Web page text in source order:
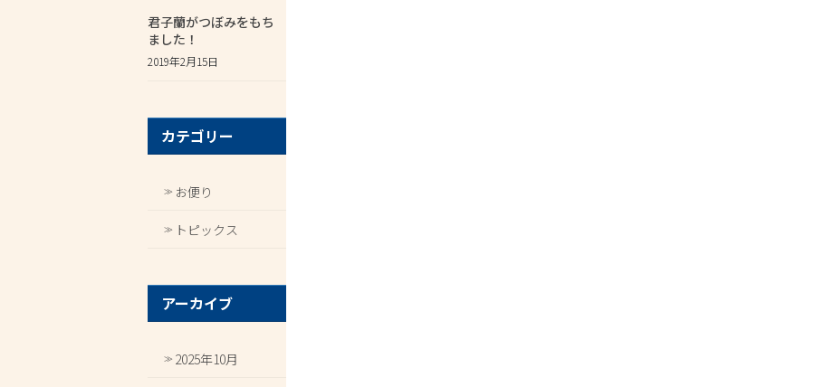
君子蘭がつぼみをもち
ました！
2019年2月15日
カテゴリー
お便り
トピックス
アーカイブ
2025年10月